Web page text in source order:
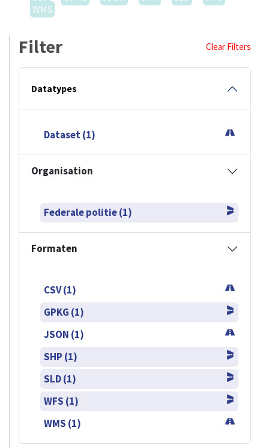
WMS
Filter Clear Filters
Datatypes
Dataset (1)
Organisation
Federale politie (1)
Formaten
CSV (1)
GPKG (1)
JSON (1)
SHP (1)
SLD (1)
WFS (1)
WMS (1)